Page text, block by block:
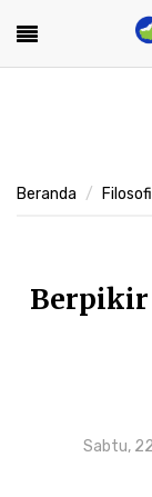
Beranda Filosofi
Berpikir
Sabtu,